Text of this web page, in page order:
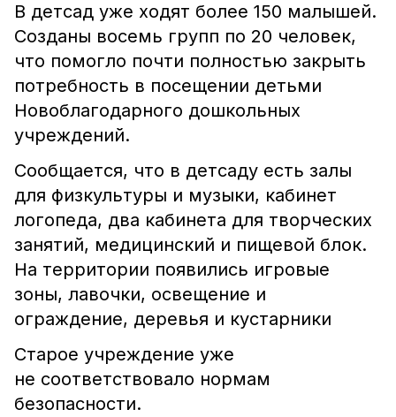
В детсад уже ходят более 150 малышей.
Созданы восемь групп по 20 человек,
что помогло почти полностью закрыть
потребность в посещении детьми
Новоблагодарного дошкольных
учреждений.
Сообщается, что в детсаду есть залы
для физкультуры и музыки, кабинет
логопеда, два кабинета для творческих
занятий, медицинский и пищевой блок.
На территории появились игровые
зоны, лавочки, освещение и
ограждение, деревья и кустарники
Старое учреждение уже
не соответствовало нормам
безопасности.